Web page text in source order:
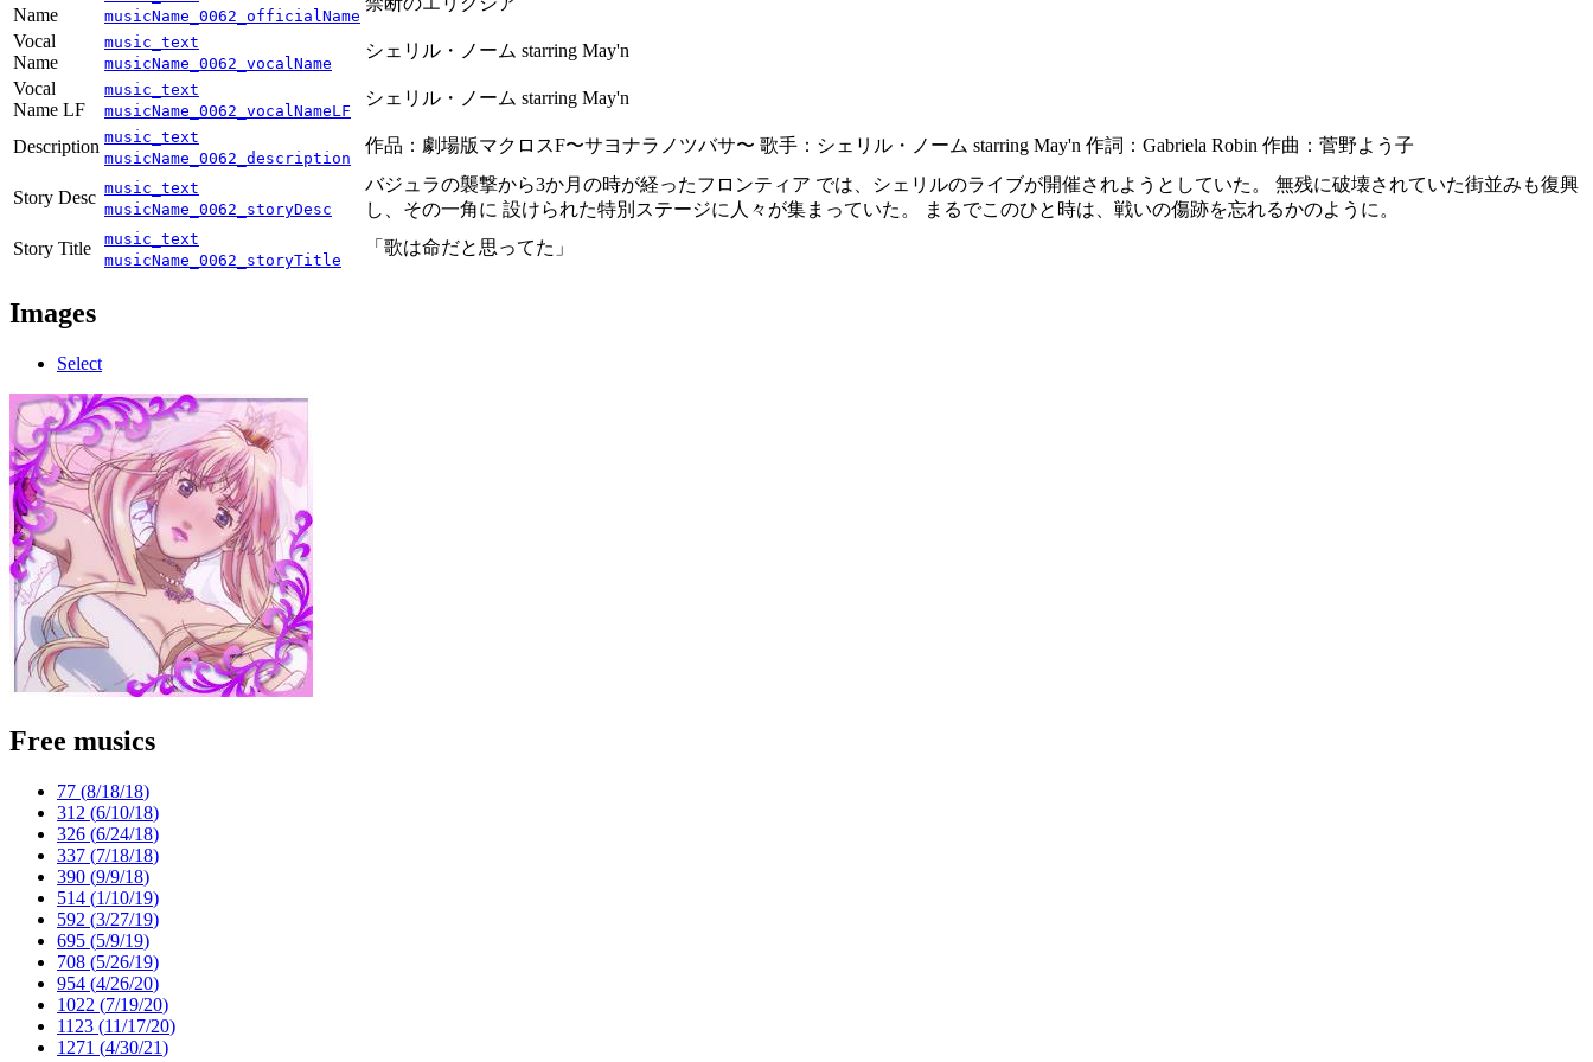
Name
musicName_0062_officialName
Vocal
Name
music_text
musicName_0062_vocalName
シェリル・ノーム starring May'n
Vocal
Name LF
music_text
musicName_0062_vocalNameLF
シェリル・ノーム starring May'n
Description music_text
musicName_0062_description
作品：劇場版マクロスF〜サヨナラノツバサ〜 歌手：シェリル・ノーム starring May'n 作詞：Gabriela Robin 作曲：菅野よう子
Story Desc music_text
musicName_0062_storyDesc
バジュラの襲撃から3か月の時が経ったフロンティア では、シェリルのライブが開催されようとしていた。 無残に破壊されていた街並みも復興
し、その一角に 設けられた特別ステージに人々が集まっていた。 まるでこのひと時は、戦いの傷跡を忘れるかのように。
Story Title
music_text
musicName_0062_storyTitle
「歌は命だと思ってた」
Images
Select
Free musics
77 (8/18/18)
312 (6/10/18)
326 (6/24/18)
337 (7/18/18)
390 (9/9/18)
514 (1/10/19)
592 (3/27/19)
695 (5/9/19)
708 (5/26/19)
954 (4/26/20)
1022 (7/19/20)
1123 (11/17/20)
1271 (4/30/21)